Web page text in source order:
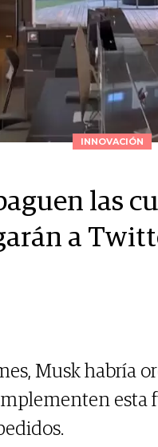
INNOVACIÓN
las
a
Musk habría
esta